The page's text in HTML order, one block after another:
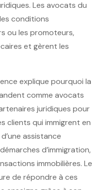
Les avocats du
conditions
ou les promoteurs,
et gèrent les
explique pourquoi la
comme avocats
juridiques pour
clients qui immigrent en
assistance
d’immigration,
immobilières. Le
de répondre à ces